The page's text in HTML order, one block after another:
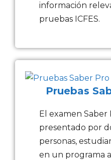
información
pruebas ICFES.
Pruebas
El examen Saber
presentado por
personas,
en un programa